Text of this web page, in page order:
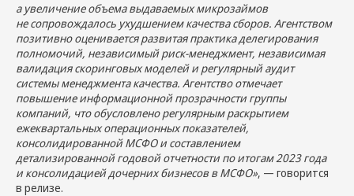
а увеличение объема выдаваемых микрозаймов
не сопровождалось ухудшением качества сборов. Агентством
позитивно оценивается развитая практика делегирования
полномочий, независимый риск-менеджмент, независимая
валидация скоринговых моделей и регулярный аудит
системы менеджмента качества. Агентство отмечает
повышение информационной прозрачности группы
компаний, что обусловлено регулярным раскрытием
ежеквартальных операционных показателей,
консолидированной МСФО и составлением
детализированной годовой отчетности по итогам 2023 года
и консолидацией дочерних бизнесов в МСФО», — говорится
в релизе.